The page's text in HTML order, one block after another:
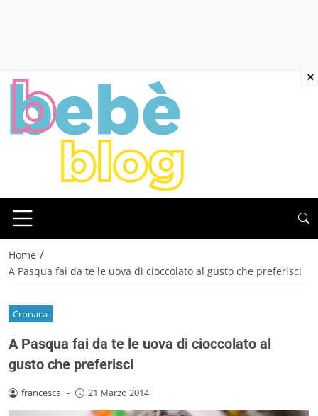
Home /
A Pasqua fai da te le uova di cioccolato al gusto che preferisci
Cronaca
A Pasqua fai da te le uova di cioccolato al
gusto che preferisci
francesca - 21 Marzo 2014
×